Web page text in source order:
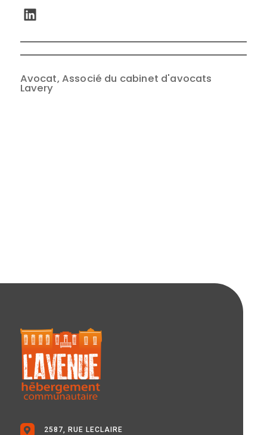
Avocat, Associé du cabinet d'avocats
Lavery
2587, RUE LECLAIRE